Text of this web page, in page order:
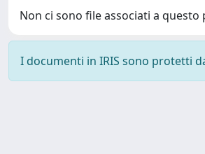
Non ci sono file associati a
I documenti in IRIS sono protetti